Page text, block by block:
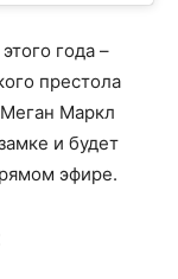
года –
престола
Маркл
и будет
эфире.